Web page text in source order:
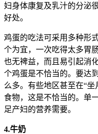
妇身体康复及乳汁的分泌
好处。
鸡蛋的吃法可采用多种形
个为宜，一次吃得太多胃
也无裨益，而且易引起消
个鸡蛋是不恰当的。要达
么多。有些地区甚至在“
食物，这是不恰当的。单
足产妇的营养需要。
4.牛奶